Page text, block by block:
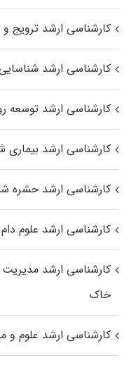
کارشناسی ارشد ترویج
کارشناسی ارشد شناسایی
کارشناسی ارشد توسعه
کارشناسی ارشد
کارشناسی ارشد حشره‌
کارشناسی ارشد علوم
کارشناسی ارشد
خاک
کارشناسی ارشد علوم و